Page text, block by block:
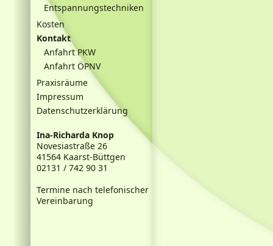
Entspannungstechniken
Kosten
Kontakt
Anfahrt PKW
Anfahrt ÖPNV
Praxisräume
Impressum
Datenschutzerklärung
Ina-Richarda Knop
Novesiastraße 26
41564 Kaarst-Büttgen
02131 / 742 90 31
Termine nach telefonischer
Vereinbarung